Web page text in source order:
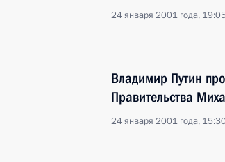
24 января 2001 года, 19:05
Владимир Путин
Правительства
24 января 2001 года,